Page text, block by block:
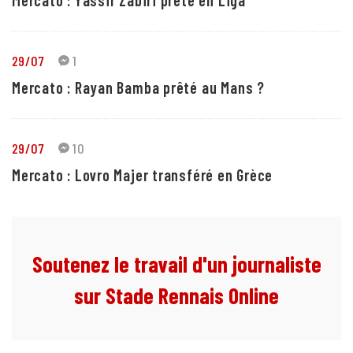
29/07 1
Mercato : Rayan Bamba prêté au Mans ?
29/07 10
Mercato : Lovro Majer transféré en Grèce
Soutenez le travail d'un journaliste
sur Stade Rennais Online